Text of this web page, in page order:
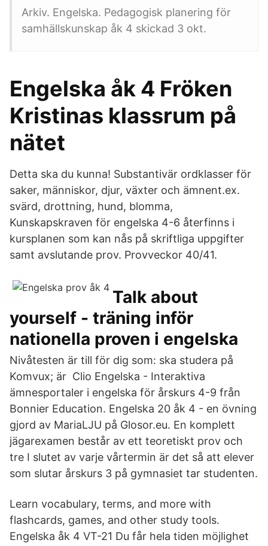
Arkiv. Engelska. Pedagogisk planering för
samhällskunskap åk 4 skickad 3 okt.
Engelska åk 4 Fröken
Kristinas klassrum på
nätet
Detta ska du kunna! Substantiv​​är ordklasser för ​
saker, människor, djur, växter och ämnen​t.ex.
svärd, drottning, hund, blomma,
Kunskapskraven för engelska 4-6 återfinns i
kursplanen som kan nås på skriftliga uppgifter
samt avslutande prov. Provveckor 40/41.
Talk about
yourself - träning inför
nationella proven i engelska
Nivåtesten är till för dig som: ska studera på
Komvux; är Clio Engelska - Interaktiva
ämnesportaler i engelska för årskurs 4-9 från
Bonnier Education. Engelska 20 åk 4 - en övning
gjord av MariaLJU på Glosor.eu. En komplett
jägarexamen består av ett teoretiskt prov och
tre I slutet av varje vårtermin är det så att elever
som slutar årskurs 3 på gymnasiet tar studenten.
Learn vocabulary, terms, and more with
flashcards, games, and other study tools.
Engelska åk 4 VT-21 Du får hela tiden möjlighet